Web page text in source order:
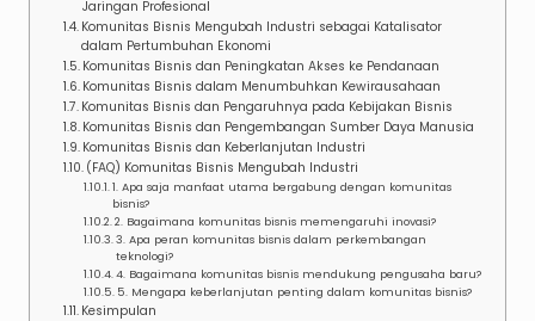
Jaringan Profesional
Komunitas Bisnis Mengubah Industri sebagai Katalisator
dalam Pertumbuhan Ekonomi
Komunitas Bisnis dan Peningkatan Akses ke Pendanaan
Komunitas Bisnis dalam Menumbuhkan Kewirausahaan
Komunitas Bisnis dan Pengaruhnya pada Kebijakan Bisnis
Komunitas Bisnis dan Pengembangan Sumber Daya Manusia
Komunitas Bisnis dan Keberlanjutan Industri
(FAQ) Komunitas Bisnis Mengubah Industri
1. Apa saja manfaat utama bergabung dengan komunitas
bisnis?
2. Bagaimana komunitas bisnis memengaruhi inovasi?
3. Apa peran komunitas bisnis dalam perkembangan
teknologi?
4. Bagaimana komunitas bisnis mendukung pengusaha baru?
5. Mengapa keberlanjutan penting dalam komunitas bisnis?
Kesimpulan